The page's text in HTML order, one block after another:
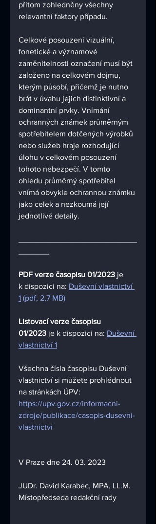
přitom zohledněny všechny
relevantní faktory případu.
Celkové posouzení vizuální,
fonetické a významové
zaměnitelnosti označení musí být
založeno na celkovém dojmu,
kterým působí, přičemž je nutno
brát v úvahu jejich distinktivní a
dominantní prvky. Vnímání
ochranných známek průměrným
spotřebitelem dotčených výrobků
nebo služeb hraje rozhodující
úlohu v celkovém posouzení
tohoto nebezpečí. V tomto
ohledu průměrný spotřebitel
vnímá obvykle ochrannou známku
jako celek a nezkoumá její
jednotlivé detaily.
PDF verze časopisu 01/2023 je
k dispozici na: Duševní vlastnictví
1 (pdf, 2,7 MB)
Listovací verze časopisu
01/2023 je k dispozici na: Duševní
vlastnictví 1
Všechna čísla časopisu Duševní
vlastnictví si můžete prohlédnout
na stránkách ÚPV:
https://upv.gov.cz/informacni-
zdroje/publikace/casopis-dusevni-
vlastnictvi
V Praze dne 24. 03. 2023
JUDr. David Karabec, MPA, LL.M.
Místopředseda redakční rady